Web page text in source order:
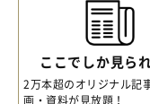
ここでしか見ら
2万本超のオリジナル記
画・資料が見放題！